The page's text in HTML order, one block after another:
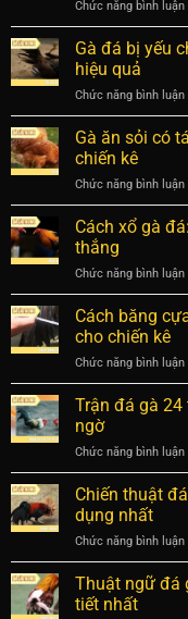
Chức năng bình
Gà đá bị yếu
hiệu quả
Chức năng bình
Gà ăn sỏi có
chiến kê
Chức năng bình
Cách xổ gà
thắng
Chức năng bình
Cách băng
cho chiến kê
Chức năng bình
Trận đá gà
ngờ
Chức năng bình
Chiến thuật
dụng nhất
Chức năng bình
Thuật ngữ đá
tiết nhất